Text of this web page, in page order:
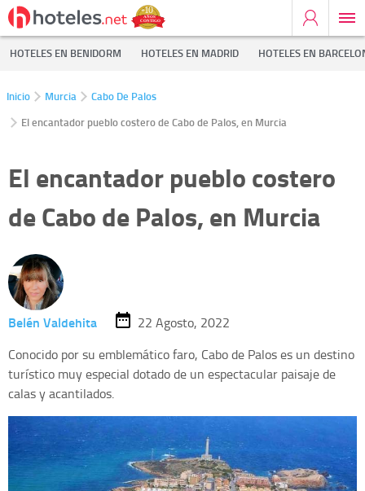
HOTELES EN BENIDORM HOTELES EN MADRID HOTELES EN
Inicio Murcia
Cabo De Palos
El encantador pueblo costero de Cabo de Palos, en Murcia
El encantador pueblo costero
de Cabo de Palos, en Murcia
Belén Valdehita
22 Agosto, 2022
Conocido por su emblemático faro, Cabo de Palos es un destino
turístico muy especial dotado de un espectacular paisaje de
calas y acantilados.